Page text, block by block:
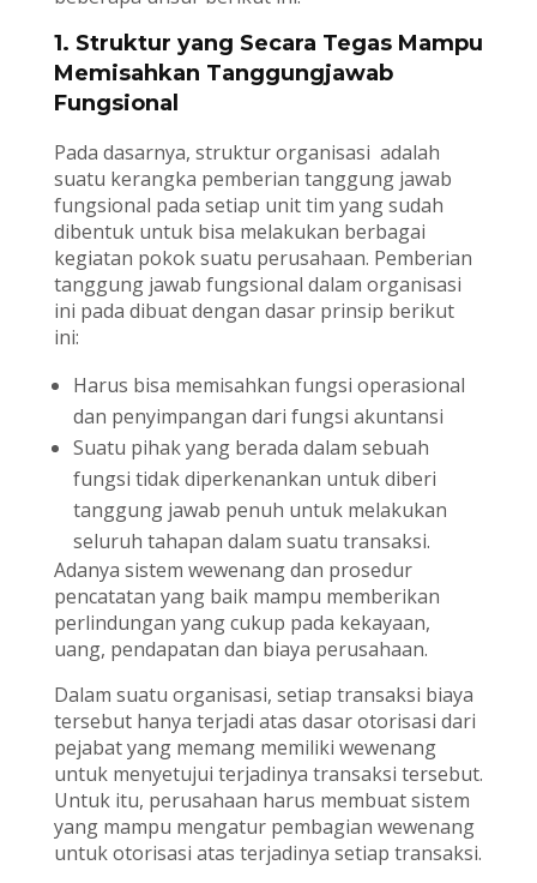
1. Struktur yang Secara Tegas Mampu
Memisahkan Tanggungjawab
Fungsional
Pada dasarnya, struktur organisasi adalah
suatu kerangka pemberian tanggung jawab
fungsional pada setiap unit tim yang sudah
dibentuk untuk bisa melakukan berbagai
kegiatan pokok suatu perusahaan. Pemberian
tanggung jawab fungsional dalam organisasi
ini pada dibuat dengan dasar prinsip berikut
ini:
Harus bisa memisahkan fungsi operasional
dan penyimpangan dari fungsi akuntansi
Suatu pihak yang berada dalam sebuah
fungsi tidak diperkenankan untuk diberi
tanggung jawab penuh untuk melakukan
seluruh tahapan dalam suatu transaksi.
Adanya sistem wewenang dan prosedur
pencatatan yang baik mampu memberikan
perlindungan yang cukup pada kekayaan,
uang, pendapatan dan biaya perusahaan.
Dalam suatu organisasi, setiap transaksi biaya
tersebut hanya terjadi atas dasar otorisasi dari
pejabat yang memang memiliki wewenang
untuk menyetujui terjadinya transaksi tersebut.
Untuk itu, perusahaan harus membuat sistem
yang mampu mengatur pembagian wewenang
untuk otorisasi atas terjadinya setiap transaksi.